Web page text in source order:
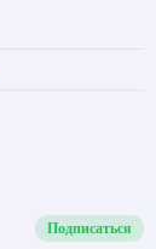
Подписаться